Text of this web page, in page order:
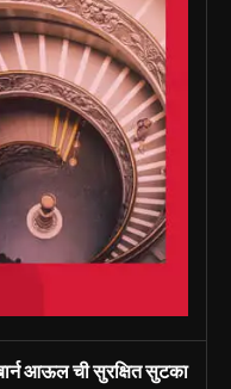
आऊल ची सुरक्षित सुटका